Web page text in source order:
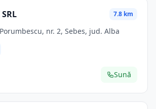
7.8 km
nr. 2, Sebes, jud. Alba
Sună